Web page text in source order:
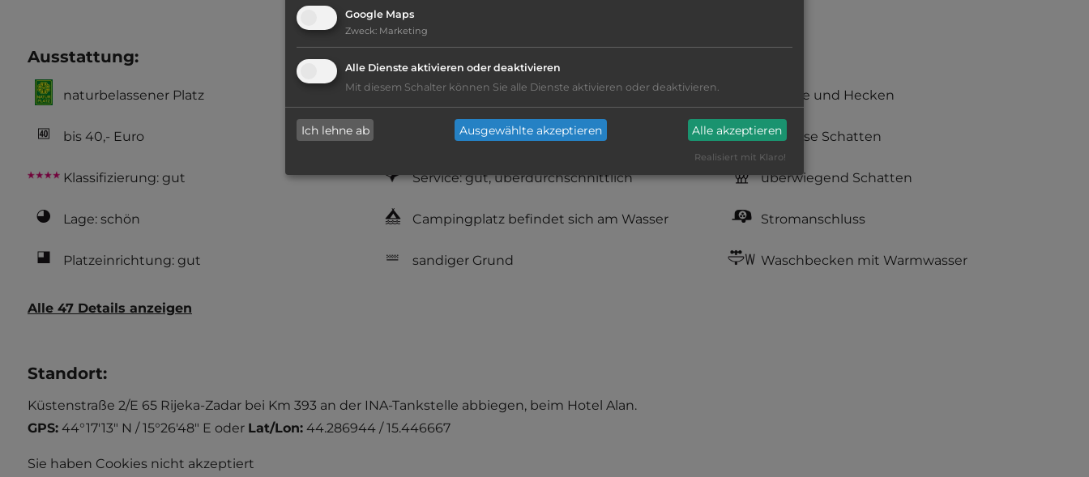
Ausstattung:
naturbelassener Platz
bis 40,- Euro
Klassifizierung: gut
Lage: schön
Platzeinrichtung: gut
Geräuschkulisse: überwiegend ruhig
Hygiene: gut
Service: gut, überdurchschnittlich
Campingplatz befindet sich am Wasser
sandiger Grund
Büsche und Hecken
teilweise Schatten
überwiegend Schatten
Stromanschluss
Waschbecken mit Warmwasser
Alle 47 Details anzeigen
Standort:
Küstenstraße 2/E 65 Rijeka-Zadar bei Km 393 an der INA-Tankstelle abbiegen, beim Hotel Alan.
GPS: 44°17'13" N / 15°26'48" E oder Lat/Lon: 44.286944 / 15.446667
Sie haben Cookies nicht akzeptiert
Google Maps
Zweck: Marketing
Alle Dienste aktivieren oder deaktivieren
Mit diesem Schalter können Sie alle Dienste aktivieren oder deaktivieren.
Ich lehne ab Ausgewählte akzeptieren Alle akzeptieren
Realisiert mit Klaro!